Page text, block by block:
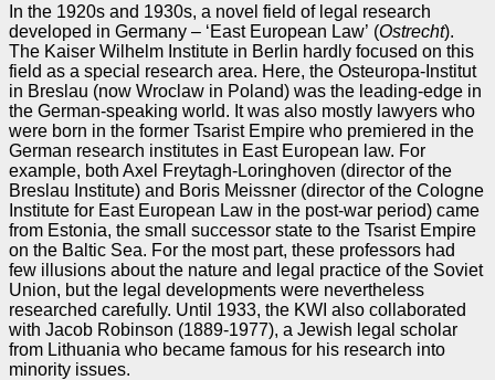
In the 1920s and 1930s, a novel field of legal research
developed in Germany – ‘East European Law’ (Ostrecht).
The Kaiser Wilhelm Institute in Berlin hardly focused on this
field as a special research area. Here, the Osteuropa-Institut
in Breslau (now Wroclaw in Poland) was the leading‑edge in
the German‑speaking world. It was also mostly lawyers who
were born in the former Tsarist Empire who premiered in the
German research institutes in East European law. For
example, both Axel Freytagh‑Loringhoven (director of the
Breslau Institute) and Boris Meissner (director of the Cologne
Institute for East European Law in the post-war period) came
from Estonia, the small successor state to the Tsarist Empire
on the Baltic Sea. For the most part, these professors had
few illusions about the nature and legal practice of the Soviet
Union, but the legal developments were nevertheless
researched carefully. Until 1933, the KWI also collaborated
with Jacob Robinson (1889-1977), a Jewish legal scholar
from Lithuania who became famous for his research into
minority issues.